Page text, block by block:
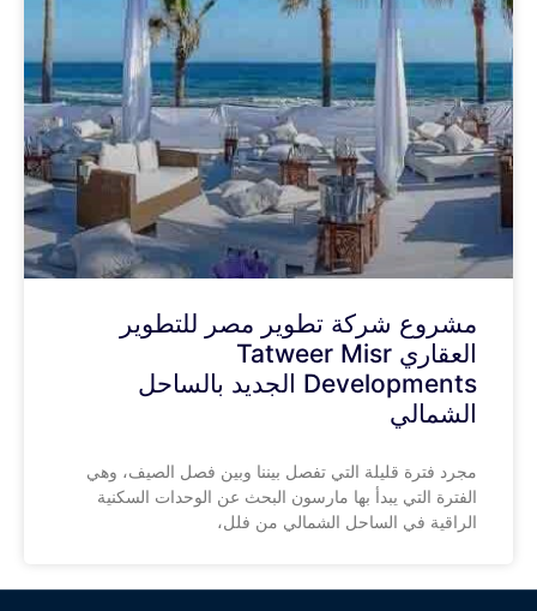
مشروع شركة تطوير مصر للتطوير
العقاري Tatweer Misr
Developments الجديد بالساحل
الشمالي
مجرد فترة قليلة التي تفصل بيننا وبين فصل الصيف، وهي
الفترة التي يبدأ بها مارسون البحث عن الوحدات السكنية
الراقية في الساحل الشمالي من فلل،